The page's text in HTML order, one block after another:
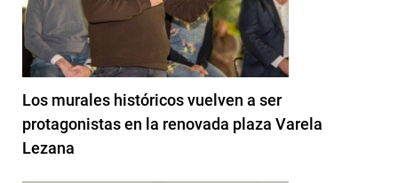
Los murales históricos vuelven a ser
protagonistas en la renovada plaza Varela
Lezana